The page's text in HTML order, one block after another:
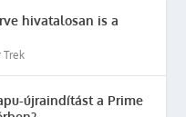
hivatalosan is a
Trek
újraindítást a Prime